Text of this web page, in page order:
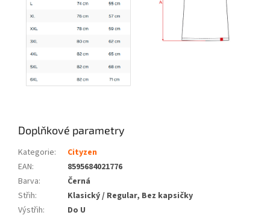
Doplňkové parametry
Kategorie:
Cityzen
EAN:
8595684021776
Barva:
Černá
Střih:
Klasický / Regular, Bez kapsičky
Výstřih:
Do U